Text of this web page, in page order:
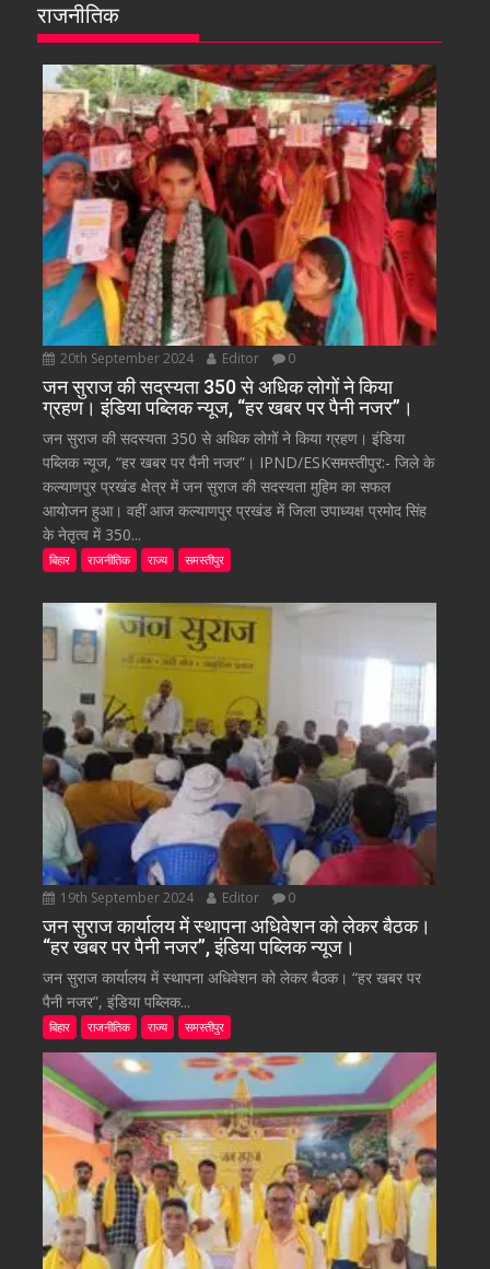
राजनीतिक
20th September 2024 Editor 0
जन सुराज की सदस्यता 350 से अधिक लोगों ने किया
ग्रहण। इंडिया पब्लिक न्यूज, “हर खबर पर पैनी नजर”।
जन सुराज की सदस्यता 350 से अधिक लोगों ने किया ग्रहण। इंडिया
पब्लिक न्यूज, “हर खबर पर पैनी नजर”। IPND/ESKसमस्तीपुर:- जिले के
कल्याणपुर प्रखंड क्षेत्र में जन सुराज की सदस्यता मुहिम का सफल
आयोजन हुआ। वहीं आज कल्याणपुर प्रखंड में जिला उपाध्यक्ष प्रमोद सिंह
के नेतृत्व में 350...
बिहार राजनीतिक राज्य समस्तीपुर
19th September 2024 Editor 0
जन सुराज कार्यालय में स्थापना अधिवेशन को लेकर बैठक।
“हर खबर पर पैनी नजर”, इंडिया पब्लिक न्यूज।
जन सुराज कार्यालय में स्थापना अधिवेशन को लेकर बैठक। “हर खबर पर
पैनी नजर”, इंडिया पब्लिक...
बिहार राजनीतिक राज्य समस्तीपुर